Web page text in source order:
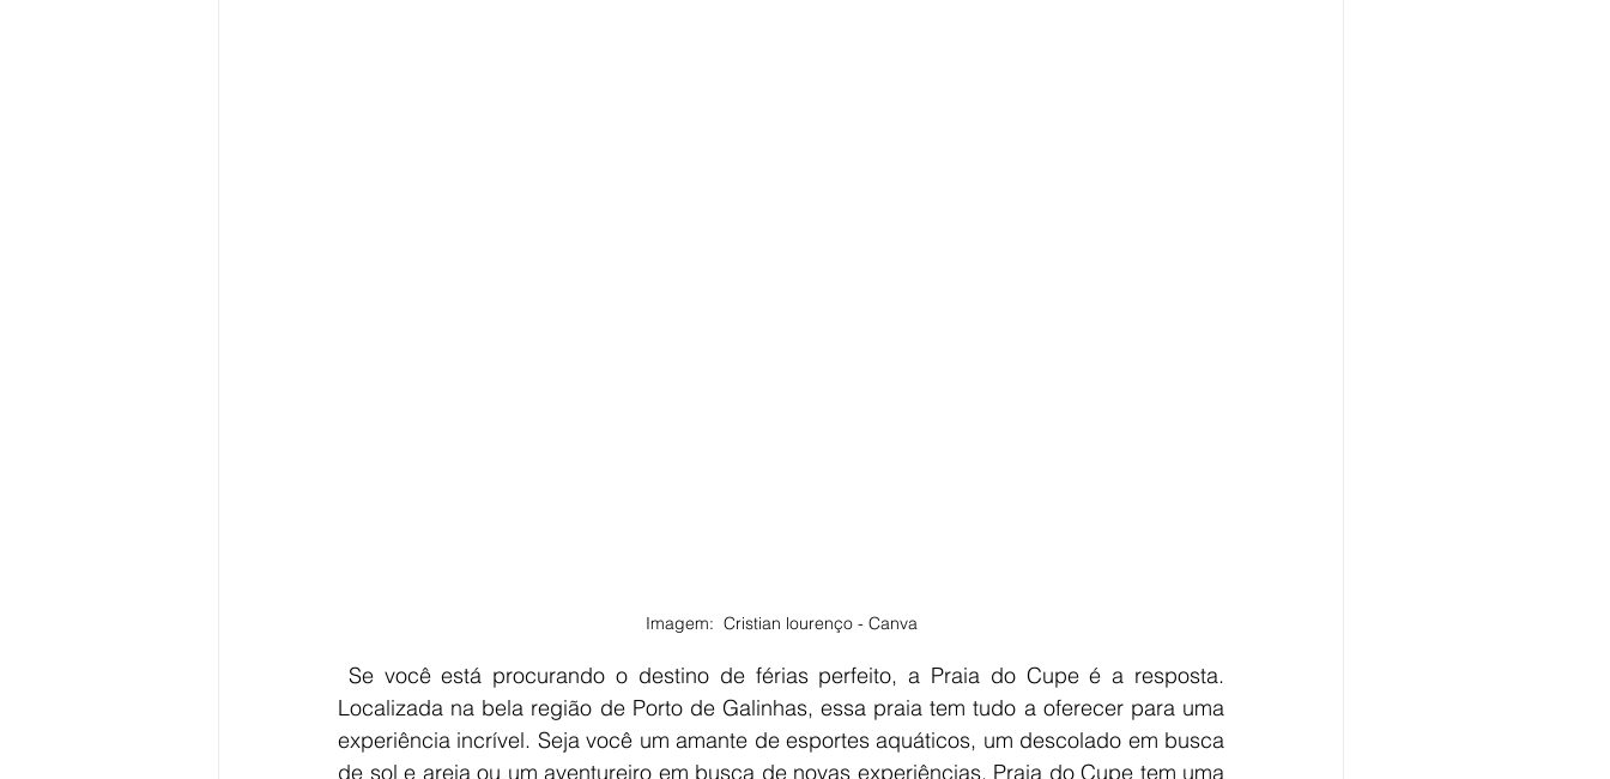
Imagem:  Cristian lourenço - Canva
Localizada na bela região de Porto de Galinhas, essa praia tem tudo a oferecer para uma
experiência incrível. Seja você um amante de esportes aquáticos, um descolado em busca
de sol e areia ou um aventureiro em busca de novas experiências, Praia do Cupe tem uma